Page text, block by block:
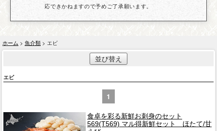
応できかねますので予めご了承願います。
ホーム > 魚介類 > エビ
並び替え
エビ
1
食卓を彩る新鮮お刺身のセット
569(T569) マル得新鮮セット ほたて/甘